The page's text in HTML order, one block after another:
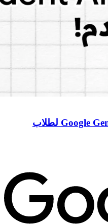
انضموا إلى برنامج سفراء Google Gemini لطلاب